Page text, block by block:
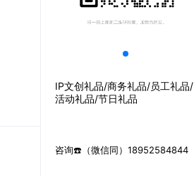
IP文创礼品/商务礼品/员工礼品/
活动礼品/节日礼品
咨询☎️（微信同）18952584844